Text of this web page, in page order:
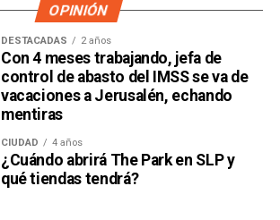
OPINIÓN
DESTACADAS 2 años
Con 4 meses trabajando, jefa de
control de abasto del IMSS se va de
vacaciones a Jerusalén, echando
mentiras
CIUDAD 4 años
¿Cuándo abrirá The Park en SLP y
qué tiendas tendrá?